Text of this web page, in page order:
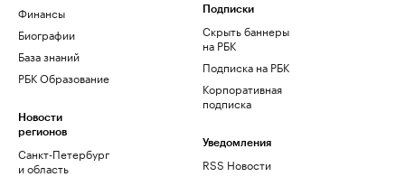
Финансы
Биографии
База знаний
РБК Образование
Новости
регионов
Санкт-Петербург
и область
Подписки
Скрыть баннеры
на РБК
Подписка на РБК
Корпоративная
подписка
Уведомления
RSS Новости